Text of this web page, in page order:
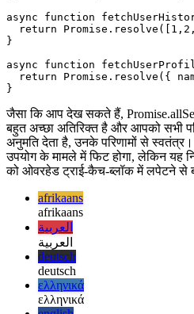
// and should help improve
// of the example at the top.
return
return Promise.resolve({
जैसा कि आप देख सकते हैं,
बहुत अच्छा अतिरिक्त है और आपको सभी
अनुमति देता है, उनके परिणामों से
उपयोग के मामले में फिट होगा, लेकिन
को ओवरहेड ट्राई-कैच-ब्लॉक में लपेटने से
afrikaans
afrikaans
العربية
العربية
deutsch
deutsch